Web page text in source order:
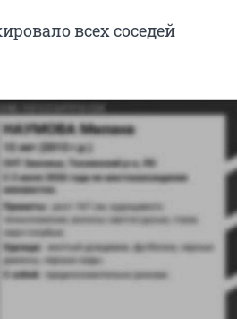
всех соседей